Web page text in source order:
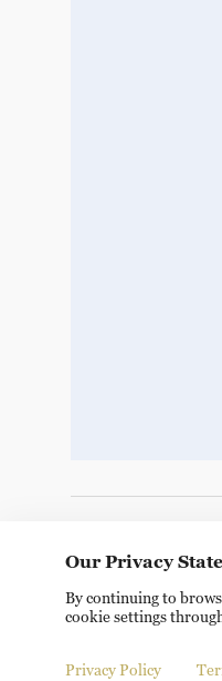
Copyright © 2024
Our Privacy
By continuing to
cookie settings
Privacy Policy